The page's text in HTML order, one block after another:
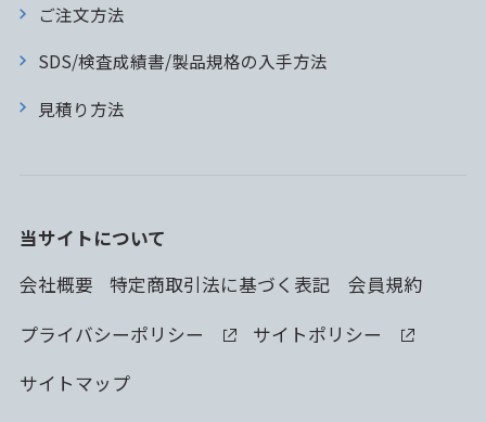
ご注文方法
SDS/検査成績書/製品規格の入手方法
見積り方法
当サイトについて
会社概要
特定商取引法に基づく表記
会員規約
プライバシーポリシー
サイトポリシー
サイトマップ